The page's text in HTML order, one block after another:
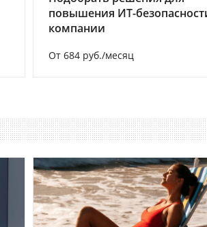
повышения ИТ-
компании
От 684 руб./месяц